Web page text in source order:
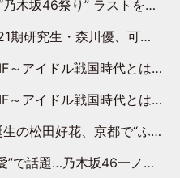
を飾るのは賀喜遥香…5年ぶりの登場に「5年分大人になった私を見ていただけたら」
生・森川優、可愛さもある大人の女性に
～』第11回：私立恵比寿中学・真山りか×安本彩花「TIFで10年ぶりのキョンシーメイクをしたら、場を完全に引かせてしまって。時代が変わったんだなって」
のか～』第10回：さくら学院・武藤彩未×飯田らうら「正直、中3で辞めるというのを信じてなくて。そう言われてはいたけど、嘘でしょって」
“ふたつの家族”をはしご！ “母”黒谷友香に見送られ、“父”松岡昌宏とはハシゴ酒
一ノ瀬美空、地元福岡『めんべい25周年トップサポーター』に就任